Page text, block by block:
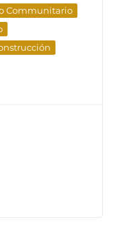
Communitario